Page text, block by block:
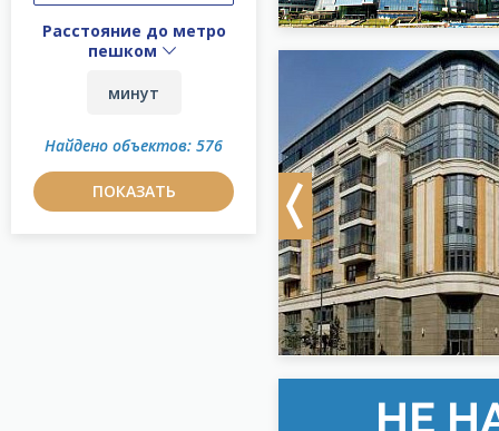
Расстояние до метро
пешком
Найдено объектов: 576
ПОКАЗАТЬ
Previous
НЕ